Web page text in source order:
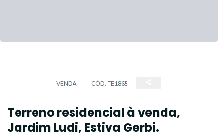
VENDA CÓD:TE1865
Terreno residencial à venda,
Jardim Ludi, Estiva Gerbi.